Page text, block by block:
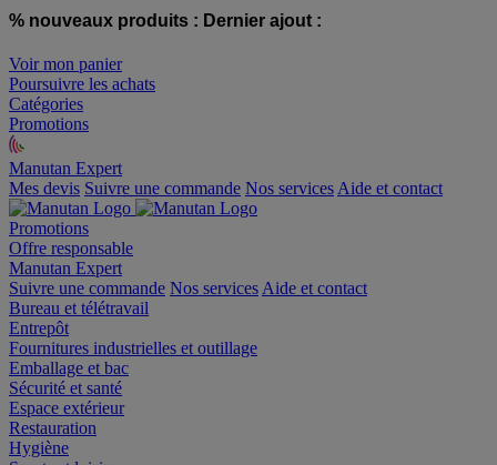
% nouveaux produits : Dernier ajout :
Voir mon panier
Poursuivre les achats
Catégories
Promotions
Manutan Expert
offre reconditionnée
Mes devis Suivre une commande Nos services
Promotions
Offre responsable
Manutan Expert
Suivre une commande
Bureau et télétravail
Entrepôt
Fournitures industrielles et outillage
Emballage et bac
Sécurité et santé
Espace extérieur
Restauration